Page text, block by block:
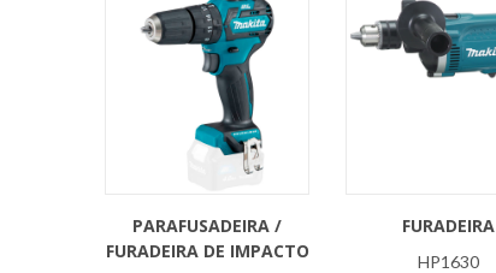
PARAFUSADEIRA /
FURADEIRA DE IMPACTO
FURADEIRA
HP1630